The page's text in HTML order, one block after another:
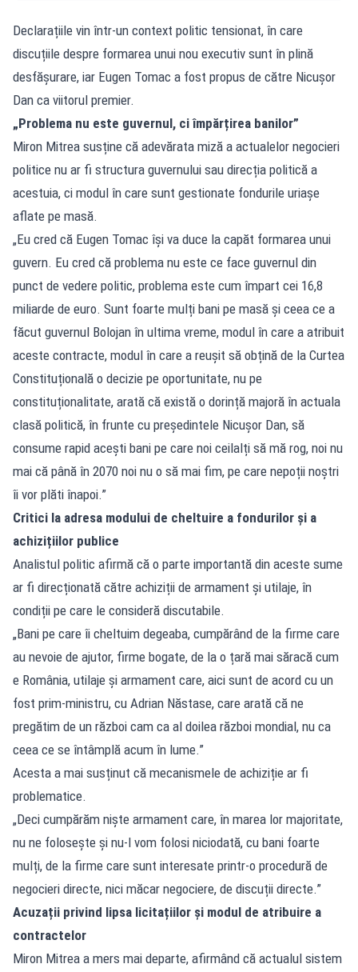
Declarațiile vin într-un context politic tensionat, în care
discuțiile despre formarea unui nou executiv sunt în plină
desfășurare, iar Eugen Tomac a fost propus de către Nicușor
Dan ca viitorul premier.
„Problema nu este guvernul, ci împărțirea banilor”
Miron Mitrea susține că adevărata miză a actualelor negocieri
politice nu ar fi structura guvernului sau direcția politică a
acestuia, ci modul în care sunt gestionate fondurile uriașe
aflate pe masă.
„Eu cred că Eugen Tomac își va duce la capăt formarea unui
guvern. Eu cred că problema nu este ce face guvernul din
punct de vedere politic, problema este cum împart cei 16,8
miliarde de euro. Sunt foarte mulți bani pe masă și ceea ce a
făcut guvernul Bolojan în ultima vreme, modul în care a atribuit
aceste contracte, modul în care a reușit să obțină de la Curtea
Constituțională o decizie pe oportunitate, nu pe
constituționalitate, arată că există o dorință majoră în actuala
clasă politică, în frunte cu președintele Nicușor Dan, să
consume rapid acești bani pe care noi ceilalți să mă rog, noi nu
mai că până în 2070 noi nu o să mai fim, pe care nepoții noștri
îi vor plăti înapoi.”
Critici la adresa modului de cheltuire a fondurilor și a
achizițiilor publice
Analistul politic afirmă că o parte importantă din aceste sume
ar fi direcționată către achiziții de armament și utilaje, în
condiții pe care le consideră discutabile.
„Bani pe care îi cheltuim degeaba, cumpărând de la firme care
au nevoie de ajutor, firme bogate, de la o țară mai săracă cum
e România, utilaje și armament care, aici sunt de acord cu un
fost prim-ministru, cu Adrian Năstase, care arată că ne
pregătim de un război cam ca al doilea război mondial, nu ca
ceea ce se întâmplă acum în lume.”
Acesta a mai susținut că mecanismele de achiziție ar fi
problematice.
„Deci cumpărăm niște armament care, în marea lor majoritate,
nu ne folosește și nu-l vom folosi niciodată, cu bani foarte
mulți, de la firme care sunt interesate printr-o procedură de
negocieri directe, nici măcar negociere, de discuții directe.”
Acuzații privind lipsa licitațiilor și modul de atribuire a
contractelor
Miron Mitrea a mers mai departe, afirmând că actualul sistem